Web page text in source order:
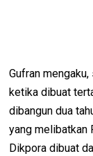
Gufran
ketika dibuat
dibangun dua
yang melibatkan
Dikpora dibuat